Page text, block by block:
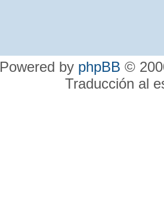
Powered by phpBB ©
Traducción al